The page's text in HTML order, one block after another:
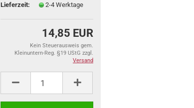
Lieferzeit:
2-4 Werktage
14,85 EUR
Kein Steuerausweis gem.
Kleinuntern-Reg. §19 UStG zzgl.
Versand